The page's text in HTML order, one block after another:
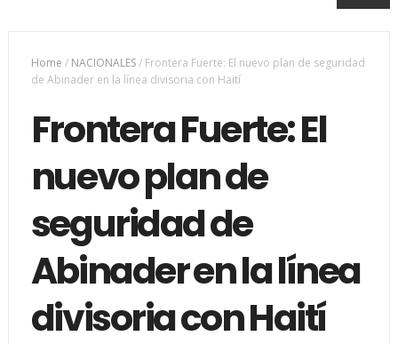
Home / NACIONALES/ Frontera Fuerte: El nuevo plan de seguridad
de Abinader en la línea divisoria con Haití
Frontera Fuerte: El
nuevo plan de
seguridad de
Abinader en la línea
divisoria con Haití